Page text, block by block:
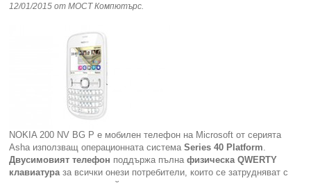
12/01/2015 от МОСТ Компютърс.
NOKIA 200 NV BG P e мобилен телефон на Microsoft от серията
Asha използващ операционната системаSeries 40 Platform.
Двусимовият телефон поддържа пълнафизическа QWERTY
клавиатураза всички онези потребители, които се затрудняват с